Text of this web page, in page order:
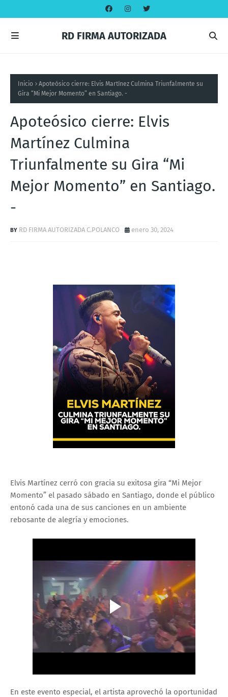
RD FIRMA AUTORIZADA
Inicio
Apoteósico cierre: Elvis Martínez Culmina Triunfalmente su
Gira “Mi Mejor Momento” en Santiago. -
Apoteósico cierre: Elvis
Martínez Culmina
Triunfalmente su Gira “Mi
Mejor Momento” en Santiago.
-
RD FIRMA AUTORIZADA C.POLANCO enero 30, 2024
Elvis Martínez cerró con gracia su exitosa gira “Mi Mejor
Momento” el pasado sábado en Santiago, donde el público
entonó cada una de sus canciones en un ambiente
rebosante de alegría y emociones.
En este evento especial, el artista aprovechó la oportunidad